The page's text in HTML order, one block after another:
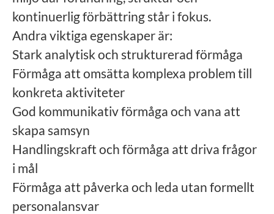
kontinuerlig förbättring står i fokus.
Andra viktiga egenskaper är:
Stark analytisk och strukturerad förmåga
Förmåga att omsätta komplexa problem till
konkreta aktiviteter
God kommunikativ förmåga och vana att
skapa samsyn
Handlingskraft och förmåga att driva frågor
i mål
Förmåga att påverka och leda utan formellt
personalansvar